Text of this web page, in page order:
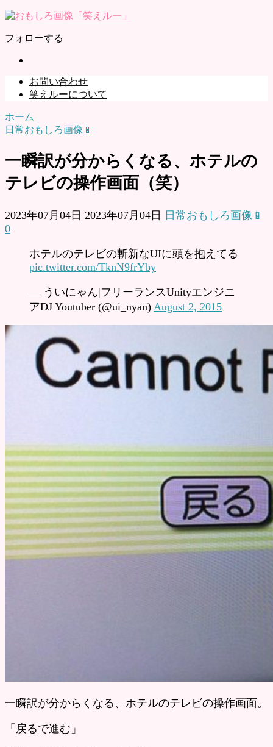
フォローする
お問い合わせ
笑えルーについて
ホーム
日常おもしろ画像📱
一瞬訳が分からくなる、ホテルの
テレビの操作画面（笑）
2023年07月04日 2023年07月04日 日常おもしろ画像📱
0
ホテルのテレビの斬新なUIに頭を抱えてる
pic.twitter.com/TknN9frYby
— ういにゃん|フリーランスUnityエンジニ
アDJ Youtuber (@ui_nyan) August 2, 2015
一瞬訳が分からくなる、ホテルのテレビの操作画面。
「戻るで進む」